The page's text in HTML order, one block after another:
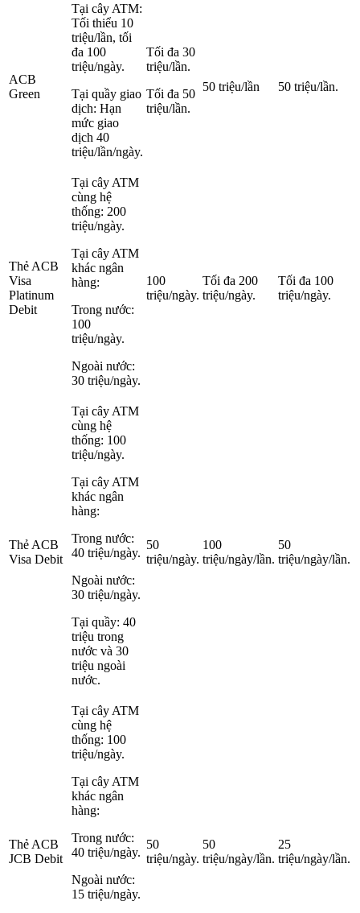
ACB
Green
Tại cây ATM:
Tối thiểu 10
triệu/lần, tối
đa 100
triệu/ngày.
Tại quầy giao
dịch: Hạn
mức giao
dịch 40
triệu/lần/ngày.
Tối đa 30
triệu/lần.
Tối đa 50
triệu/lần.
50 triệu/lần 50 triệu/lần.
Thẻ ACB
Visa
Platinum
Debit
Tại cây ATM
cùng hệ
thống: 200
triệu/ngày.
Tại cây ATM
khác ngân
hàng:
Trong nước:
100
triệu/ngày.
Ngoài nước:
30 triệu/ngày.
100
triệu/ngày.
Tối đa 200
triệu/ngày.
Tối đa 100
triệu/ngày.
Thẻ ACB
Visa Debit
Tại cây ATM
cùng hệ
thống: 100
triệu/ngày.
Tại cây ATM
khác ngân
hàng:
Trong nước:
40 triệu/ngày.
Ngoài nước:
30 triệu/ngày.
Tại quầy: 40
triệu trong
nước và 30
triệu ngoài
nước.
50
triệu/ngày.
100
triệu/ngày/lần.
50
triệu/ngày/lần.
Thẻ ACB
JCB Debit
Tại cây ATM
cùng hệ
thống: 100
triệu/ngày.
Tại cây ATM
khác ngân
hàng:
Trong nước:
40 triệu/ngày.
Ngoài nước:
15 triệu/ngày.
50
triệu/ngày.
50
triệu/ngày/lần.
25
triệu/ngày/lần.